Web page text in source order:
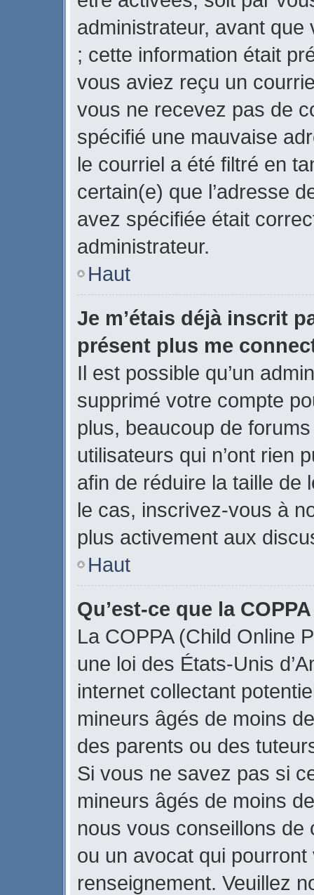
administrateur, avant
; cette information était
vous aviez reçu un
vous ne recevez pas de
spécifié une mauvaise
le courriel a été filtré en
certain(e) que l’adresse
avez spécifiée était
administrateur.
Haut
Je m’étais déjà inscrit
présent plus me
Il est possible qu’un
supprimé votre compte
plus, beaucoup de
utilisateurs qui n’ont rien
afin de réduire la taille de
le cas, inscrivez-vous à
plus activement aux
Haut
Qu’est-ce que la
La COPPA (Child Online
une loi des États-Unis
internet collectant
mineurs âgés de moins
des parents ou des
Si vous ne savez pas si
mineurs âgés de moins
nous vous conseillons de
ou un avocat qui
renseignement. Veuillez